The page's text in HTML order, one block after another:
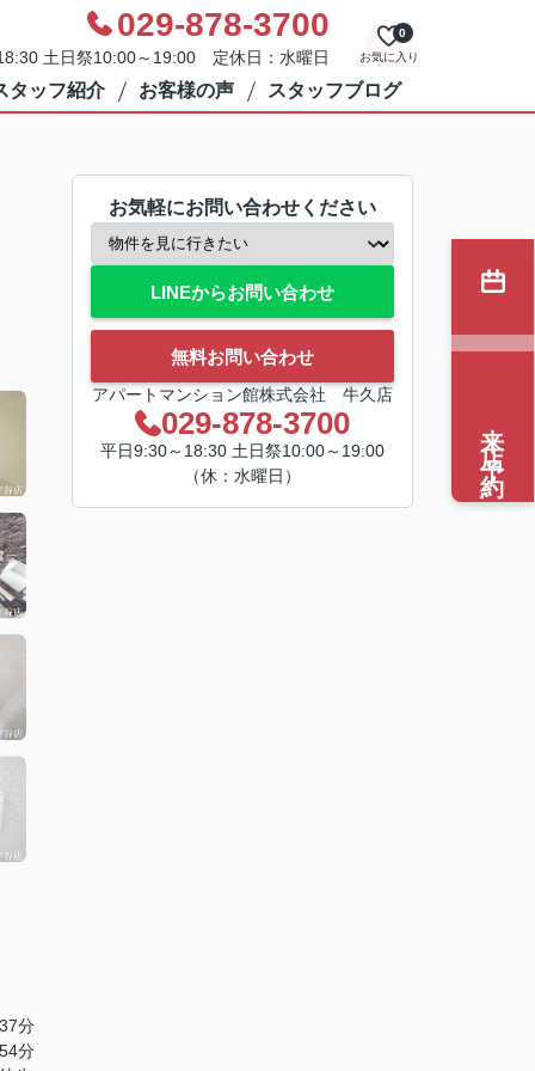
029-878-3700
土日祭10:00～19:00 定休日：水曜日 お気に入り
0
タッフ紹介 お客様の声 スタッフブログ
分
分
お気軽にお問い合わせください
LINEからお問い合わせ
無料お問い合わせ
アパートマンション館株式会社 牛久店
029-878-3700
平日9:30～18:30 土日祭10:00～19:00
（休：水曜日）
来店予約